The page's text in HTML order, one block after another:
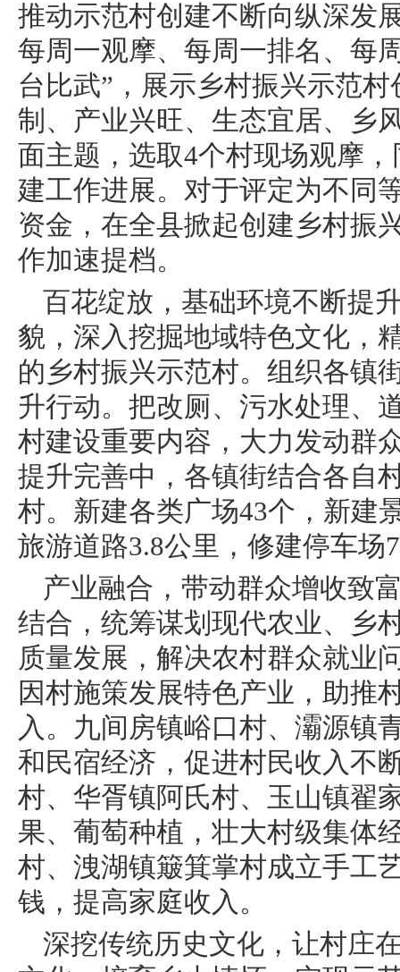
推动示范村创建不断向纵深发
每周一观摩、每周一排名、每
台比武”，展示乡村振兴示范
制、产业兴旺、生态宜居、乡
面主题，选取4个村现场观摩
建工作进展。对于评定为不同
资金，在全县掀起创建乡村振
作加速提档。
百花绽放，基础环境不断提
貌，深入挖掘地域特色文化，
的乡村振兴示范村。组织各镇
升行动。把改厕、污水处理、
村建设重要内容，大力发动群
提升完善中，各镇街结合各自
村。新建各类广场43个，新建
旅游道路3.8公里，修建停车场
产业融合，带动群众增收致
结合，统筹谋划现代农业、乡
质量发展，解决农村群众就业
因村施策发展特色产业，助推
入。九间房镇峪口村、灞源镇
和民宿经济，促进村民收入不
村、华胥镇阿氏村、玉山镇翟
果、葡萄种植，壮大村级集体
村、洩湖镇簸箕掌村成立手工
钱，提高家庭收入。
深挖传统历史文化，让村庄